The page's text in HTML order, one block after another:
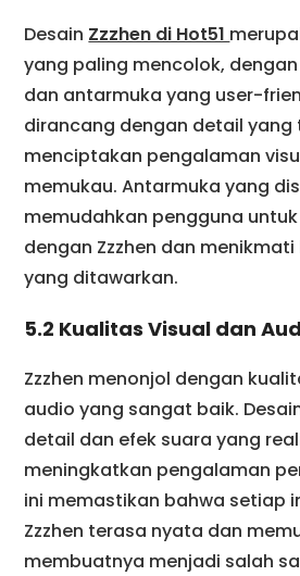
Desain Zzzhen di Hot51
yang paling mencolok,
dan antarmuka yang user-
dirancang dengan detail yang
menciptakan pengalaman
memukau. Antarmuka yang
memudahkan pengguna
dengan Zzzhen dan
yang ditawarkan.
5.2 Kualitas Visual dan
Zzzhen menonjol dengan
audio yang sangat baik.
detail dan efek suara yang
meningkatkan pengalaman
ini memastikan bahwa setiap
Zzzhen terasa nyata dan
membuatnya menjadi salah